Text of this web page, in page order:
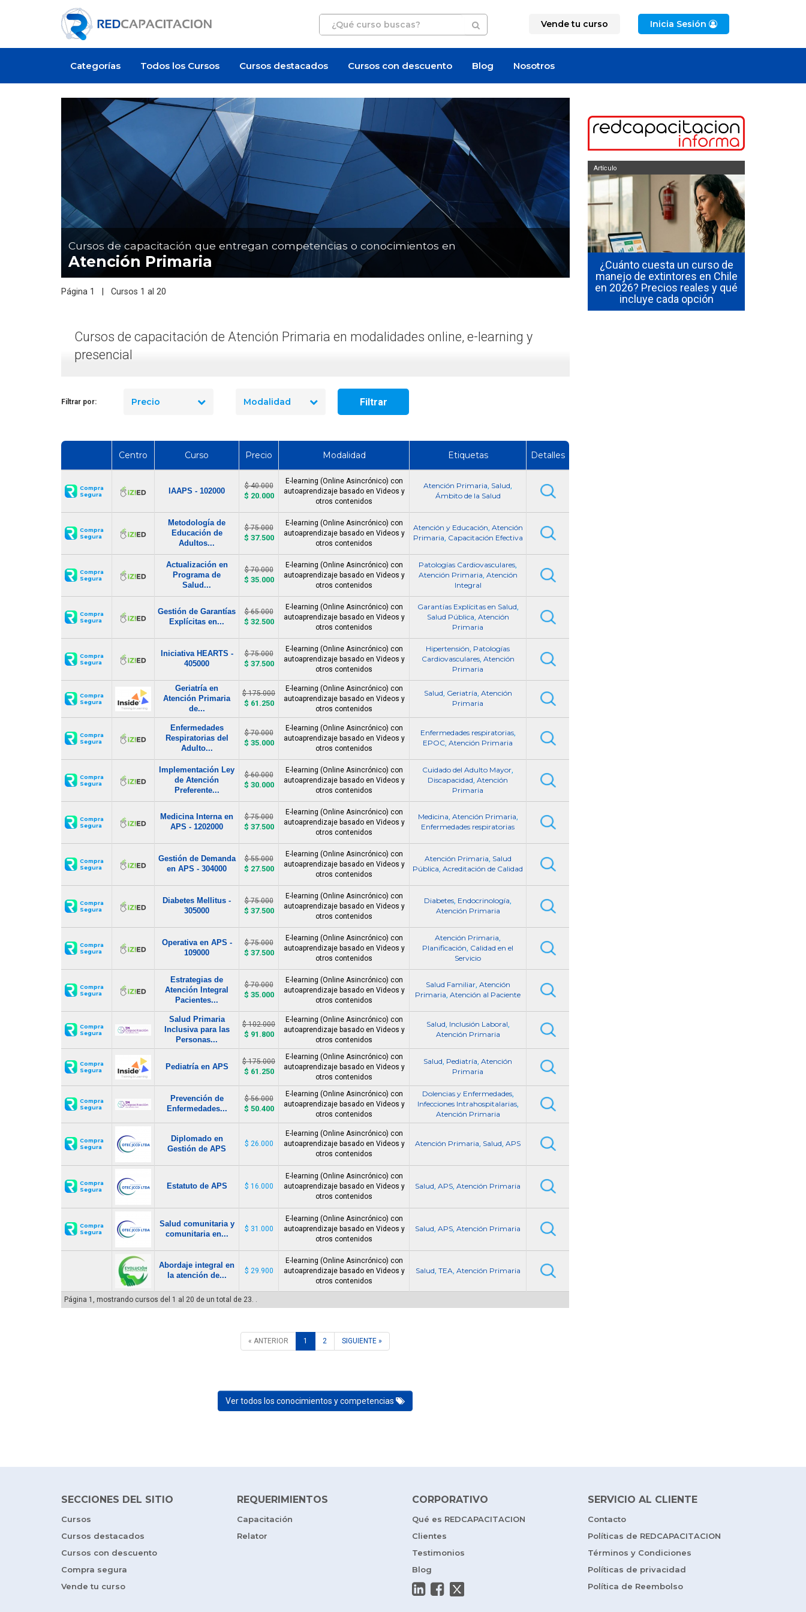
Vende tu curso Inicia Sesión
Categorías Todos los Cursos Cursos destacados Cursos con descuento Blog Nosotros
Cursos de capacitación que entregan competencias o conocimientos en
Atención Primaria
Página 1 | Cursos 1 al 20
Cursos de capacitación de Atención Primaria en modalidades online, e-learning y
presencial
Filtrar por: Precio Modalidad Filtrar
Centro Curso Precio Modalidad Etiquetas Detalles
Compra
Segura
IAAPS - 102000
$ 40.000
$ 20.000
E-learning (Online Asincrónico) con
autoaprendizaje basado en Videos y
otros contenidos
Atención Primaria Salud
Ámbito de la Salud
Compra
Segura
Metodología de
Educación de
Adultos...
$ 75.000
$ 37.500
E-learning (Online Asincrónico) con
autoaprendizaje basado en Videos y
otros contenidos
Atención y Educación Atención
Primaria Capacitación Efectiva
Compra
Segura
Actualización en
Programa de
Salud...
$ 70.000
$ 35.000
E-learning (Online Asincrónico) con
autoaprendizaje basado en Videos y
otros contenidos
Patologías Cardiovasculares
Atención Primaria Atención
Integral
Compra
Segura
Gestión de Garantías
Explícitas en...
$ 65.000
$ 32.500
E-learning (Online Asincrónico) con
autoaprendizaje basado en Videos y
otros contenidos
Garantías Explícitas en Salud
Salud Pública Atención
Primaria
Compra
Segura
Iniciativa HEARTS -
405000
$ 75.000
$ 37.500
E-learning (Online Asincrónico) con
autoaprendizaje basado en Videos y
otros contenidos
Hipertensión Patologías
Cardiovasculares, Atención
Primaria
Compra
Segura
Geriatría en
Atención Primaria
de...
$ 175.000
$ 61.250
E-learning (Online Asincrónico) con
autoaprendizaje basado en Videos y
otros contenidos
Salud Geriatría Atención
Primaria
Compra
Segura
Enfermedades
Respiratorias del
Adulto...
$ 70.000
$ 35.000
E-learning (Online Asincrónico) con
autoaprendizaje basado en Videos y
otros contenidos
Enfermedades respiratorias,
EPOC Atención Primaria
Compra
Segura
Implementación Ley
de Atención
Preferente...
$ 60.000
$ 30.000
E-learning (Online Asincrónico) con
autoaprendizaje basado en Videos y
otros contenidos
Cuidado del Adulto Mayor
Discapacidad Atención
Primaria
Compra
Segura
Medicina Interna en
APS - 1202000
$ 75.000
$ 37.500
E-learning (Online Asincrónico) con
autoaprendizaje basado en Videos y
otros contenidos
Medicina Atención Primaria
Enfermedades respiratorias
Compra
Segura
Gestión de Demanda
en APS - 304000
$ 55.000
$ 27.500
E-learning (Online Asincrónico) con
autoaprendizaje basado en Videos y
otros contenidos
Atención Primaria Salud
Pública Acreditación de Calidad
Compra
Segura
Diabetes Mellitus -
305000
$ 75.000
$ 37.500
E-learning (Online Asincrónico) con
autoaprendizaje basado en Videos y
otros contenidos
Diabetes Endocrinología
Atención Primaria
Compra
Segura
Operativa en APS -
109000
$ 75.000
$ 37.500
E-learning (Online Asincrónico) con
autoaprendizaje basado en Videos y
otros contenidos
Atención Primaria
Planificación Calidad en el
Servicio
Compra
Segura
Estrategias de
Atención Integral
Pacientes...
$ 70.000
$ 35.000
E-learning (Online Asincrónico) con
autoaprendizaje basado en Videos y
otros contenidos
Salud Familiar, Atención
Primaria Atención al Paciente
Compra
Segura
Salud Primaria
Inclusiva para las
Personas...
$ 102.000
$ 91.800
E-learning (Online Asincrónico) con
autoaprendizaje basado en Videos y
otros contenidos
Salud Inclusión Laboral
Atención Primaria
Compra
Segura
Pediatría en APS
$ 175.000
$ 61.250
E-learning (Online Asincrónico) con
autoaprendizaje basado en Videos y
otros contenidos
Salud Pediatría Atención
Primaria
Compra
Segura
Prevención de
Enfermedades...
$ 56.000
$ 50.400
E-learning (Online Asincrónico) con
autoaprendizaje basado en Videos y
otros contenidos
Dolencias y Enfermedades,
Infecciones Intrahospitalarias,
Atención Primaria
Compra
Segura
Diplomado en
Gestión de APS
$ 26.000
E-learning (Online Asincrónico) con
autoaprendizaje basado en Videos y
otros contenidos
Atención Primaria Salud APS
Compra
Segura
Estatuto de APS $ 16.000
E-learning (Online Asincrónico) con
autoaprendizaje basado en Videos y
otros contenidos
Salud APS Atención Primaria
Compra
Segura
Salud comunitaria y
comunitaria en...
$ 31.000
E-learning (Online Asincrónico) con
autoaprendizaje basado en Videos y
otros contenidos
Salud APS Atención Primaria
Abordaje integral en
la atención de...
$ 29.900
E-learning (Online Asincrónico) con
autoaprendizaje basado en Videos y
otros contenidos
Salud TEA Atención Primaria
Página 1, mostrando cursos del 1 al 20 de un total de 23. .
« ANTERIOR 1 2 SIGUIENTE »
Ver todos los conocimientos y competencias
¿Cuánto cuesta certificarse en
seguridad industrial en Chile
¿Cuánto cuesta un curso de
manejo de extintores en Chile
en 2026? Precios reales y qué
incluye cada opción
Artículo
SECCIONES DEL SITIO
Cursos
Cursos destacados
Cursos con descuento
Compra segura
Vende tu curso
REQUERIMIENTOS
Capacitación
Relator
CORPORATIVO
Qué es REDCAPACITACION
Clientes
Testimonios
Blog
SERVICIO AL CLIENTE
Contacto
Políticas de REDCAPACITACION
Términos y Condiciones
Políticas de privacidad
Política de Reembolso